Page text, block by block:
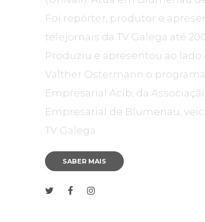
Foi repórter, produtor e
telejornais da TV Galega até
Produziu e apresentou ao lado
Valther Ostermann o
Empresarial Acib, da
Empresarial de Blumenau,
TV Galega.
SABER MAIS